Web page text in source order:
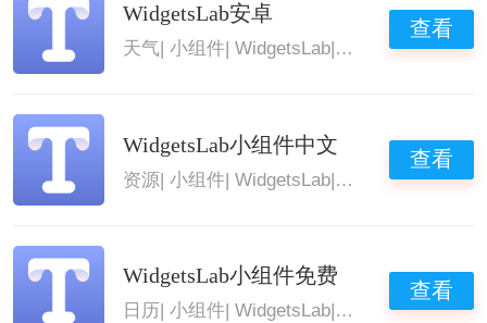
WidgetsLab安卓
天气 |小组件 |WidgetsLab WidgetsLab
查看
WidgetsLab小组件中文
资源|小组件|WidgetsLab| WidgetsLab
查看
WidgetsLab小组件免费
日历 |小组件 |WidgetsLab WidgetsLab
查看